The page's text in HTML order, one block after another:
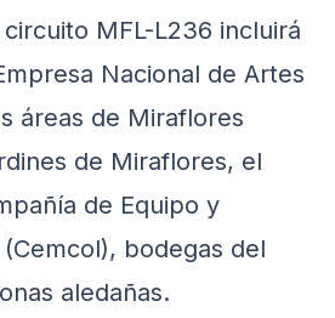
MFL-L236 incluirá
Nacional de Artes
áreas de Miraflores
de Miraflores, el
de Equipo y
bodegas del
aledañas.